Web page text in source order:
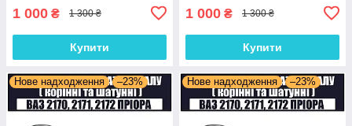
1 000 ₴ 1 300 ₴
Купити
1 000 ₴ 1 300 ₴
Купити
Нове надходження –23% Нове надходження –23%